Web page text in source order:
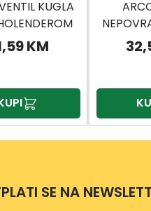
KUGLA
RAVNIKM
SE NA